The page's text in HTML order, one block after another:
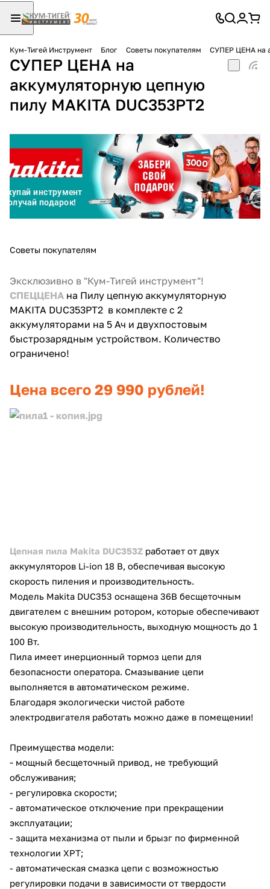
Кум-Тигей Инструмент Блог Советы покупателям СУПЕР ЦЕНА на
СУПЕР ЦЕНА на
аккумуляторную цепную
пилу MAKITA DUC353PT2
Советы покупателям
Эксклюзивно в "Кум-Тигей инструмент"!
СПЕЦЦЕНА на Пилу цепную аккумуляторную
MAKITA DUC353PT2 в комплекте с 2
аккумуляторами на 5 Ач и двухпостовым
быстрозарядным устройством. Количество
ограничено!
Цена всего 29 990 рублей!
Цепная пила Makita DUC353Z работает от двух
аккумуляторов Li-ion 18 В, обеспечивая высокую
скорость пиления и производительность.
Модель Makita DUC353 оснащена 36В бесщеточным
двигателем с внешним ротором, которые обеспечивают
высокую производительность, выходную мощность до 1
100 Вт.
Пила имеет инерционный тормоз цепи для
безопасности оператора. Смазывание цепи
выполняется в автоматическом режиме.
Благодаря экологически чистой работе
электродвигателя работать можно даже в помещении!
Преимущества модели:
- мощный бесщеточный привод, не требующий
обслуживания;
- регулировка скорости;
- автоматическое отключение при прекращении
эксплуатации;
- защита механизма от пыли и брызг по фирменной
технологии XPT;
- автоматическая смазка цепи с возможностью
регулировки подачи в зависимости от твердости
Для клиентов всех банков
Разбейте
оплату
на части
без переплат
График платежей
Добавляйте товары
в корзину
Оплачивайте сегодня только
25% картой любого банка
Получайте товар
выбранный способом
об оплате Плайтом
25
недели
Остались вопросы?
8 800 302-02-51